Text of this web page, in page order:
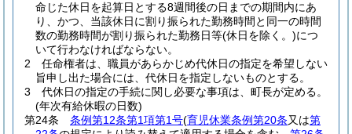
命じた休日を起算日とする8週間後の日までの期間内にあ
り、かつ、当該休日に割り振られた勤務時間と同一の時間
数の勤務時間が割り振られた勤務日等(休日を除く。)につ
いて行わなければならない。
2
任命権者は、職員があらかじめ代休日の指定を希望しない
旨申し出た場合には、代休日を指定しないものとする。
3
代休日の指定の手続に関し必要な事項は、町長が定める。
(年次有給休暇の日数)
第24条
条例第12条第1項第1号(育児休業条例第20条又は第